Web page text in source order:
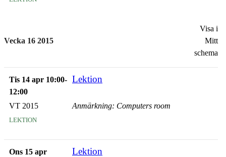
Vecka 16 2015
Visa i
Mitt
schema
Tis 14 apr 10:00-
12:00
Lektion
VT 2015
lektion
Anmärkning: Computers room
Ons 15 apr
Lektion